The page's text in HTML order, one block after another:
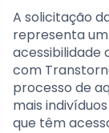
A solicitação
representa
acessibilidade
com
processo de
mais
que têm